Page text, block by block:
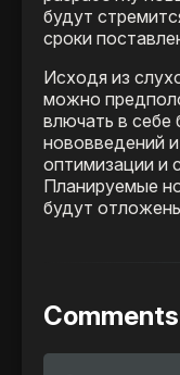
будут
сроки
Исходя из
можно
влючать в себе
нововведений
оптимизации и
Планируемые
будут